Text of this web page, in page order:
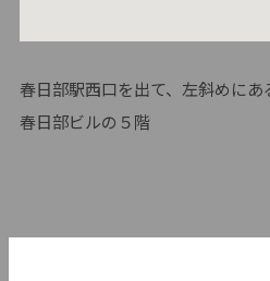
春日部駅西口を出て、左斜めに
春日部ビルの５階